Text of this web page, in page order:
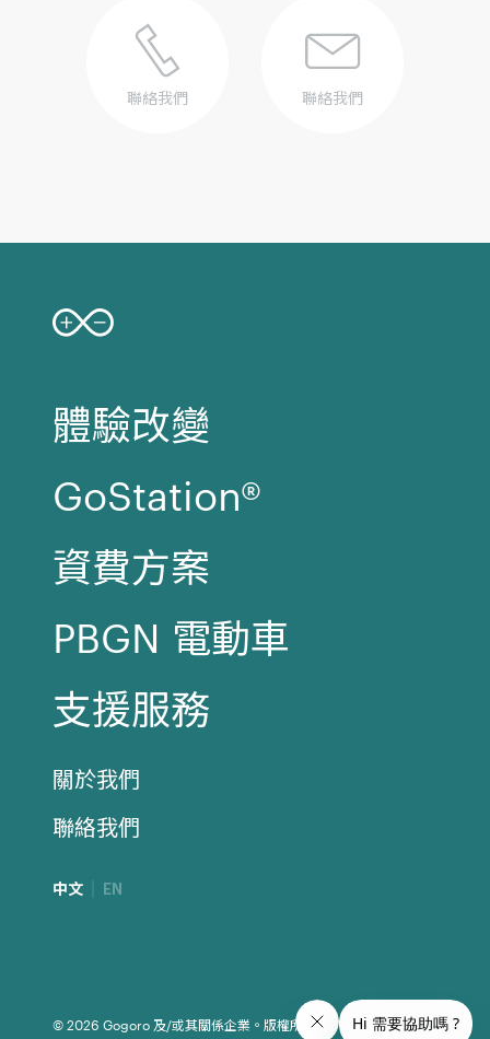
聯絡我們 聯絡我們
體驗改變
GoStation®
資費方案
PBGN 電動車
支援服務
關於我們
聯絡我們
中文 EN
© 2026 Gogoro 及/或其關係企業。版權所有。